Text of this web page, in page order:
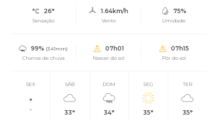
26°
Sensação
1.64km/h
Vento
75%
Umidade
99% (3.41mm)
Chance de chuva
07h01
Nascer do sol
07h15
Pôr do sol
SEX
°
°
SÁB
33°
DOM
34°
SEG
35°
TER
35°